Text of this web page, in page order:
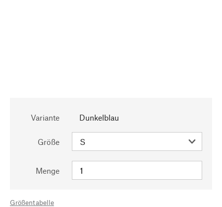
Variante Dunkelblau
Größe
Menge
Größentabelle